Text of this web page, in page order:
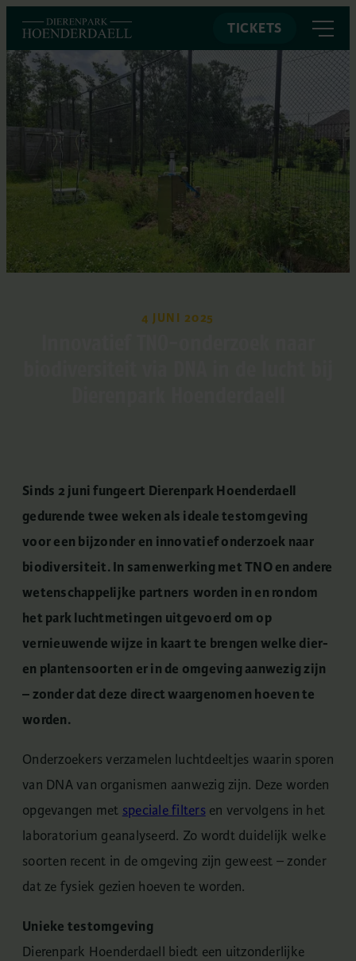
TICKETS
4 JUNI 2025
Sinds 2 juni fungeert Dierenpark Hoenderdaell
gedurende twee weken als ideale testomgeving
voor een bijzonder en innovatief onderzoek naar
biodiversiteit. In samenwerking met TNO en andere
wetenschappelijke partners worden in en rondom
het park luchtmetingen uitgevoerd om op
vernieuwende wijze in kaart te brengen welke dier-
en plantensoorten er in de omgeving aanwezig zijn
– zonder dat deze direct waargenomen hoeven te
worden.
Onderzoekers verzamelen luchtdeeltjes waarin sporen
van DNA van organismen aanwezig zijn. Deze worden
opgevangen met speciale filters en vervolgens in het
laboratorium geanalyseerd. Zo wordt duidelijk welke
soorten recent in de omgeving zijn geweest – zonder
dat ze fysiek gezien hoeven te worden.
Unieke testomgeving
Dierenpark Hoenderdaell biedt een uitzonderlijke